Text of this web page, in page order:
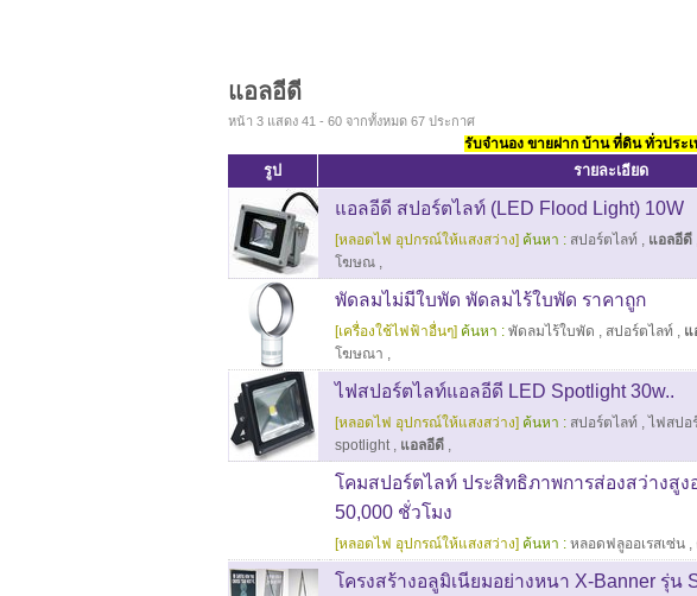
แอลอีดี
หน้า 3 แสดง 41 - 60 จากทั้งหมด 67 ประกาศ
รับจำนอง ขายฝาก บ้าน ที่ดิน ทั่วประเ
รูป รายละเอียด
แอลอีดี สปอร์ตไลท์ (LED Flood Light) 10W
[หลอดไฟ อุปกรณ์ให้แสงสว่าง] ค้นหา : สปอร์ตไลท์ , แอลอีดี
โฆษณ ,
พัดลมไม่มีใบพัด พัดลมไร้ใบพัด ราคาถูก
[เครื่องใช้ไฟฟ้าอื่นๆ] ค้นหา : พัดลมไร้ใบพัด , สปอร์ตไลท์ , แ
โฆษณา ,
ไฟสปอร์ตไลท์แอลอีดี LED Spotlight 30w..
[หลอดไฟ อุปกรณ์ให้แสงสว่าง] ค้นหา : สปอร์ตไลท์ , ไฟสปอ
spotlight, แอลอีดี ,
โคมสปอร์ตไลท์ ประสิทธิภาพการส่องสว่างสู
50,000 ชั่วโมง
[หลอดไฟ อุปกรณ์ให้แสงสว่าง] ค้นหา : หลอดฟลูออเรสเซ่น ,
โครงสร้างอลูมิเนียมอย่างหนา X-Banner รุ่น